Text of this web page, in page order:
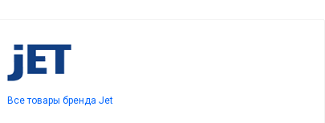
Все товары бренда Jet